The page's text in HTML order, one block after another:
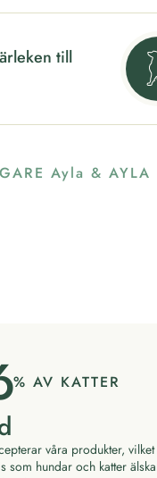
till
Ayla & AYLA
% AV KATTER
våra produkter, vilket
som hundar och katter